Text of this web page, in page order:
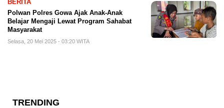
BERITA
Polwan Polres Gowa Ajak Anak-Anak
Belajar Mengaji Lewat Program Sahabat
Masyarakat
Selasa, 20 Mei 2025 - 03:20 WITA
TRENDING